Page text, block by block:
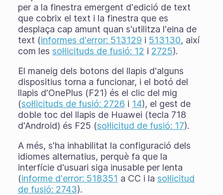
per a la finestra emergent d'edició de text
que cobrix el text i la finestra que es
desplaça cap amunt quan s'utilitza l'eina de
text (informes d'error: 513129 i 513130, així
com les sol·licituds de fusió: 12 i 2725).
El maneig dels botons del llapis d'alguns
dispositius torna a funcionar, i el botó del
llapis d'OnePlus (F21) és el clic del mig
(sol·licituds de fusió: 2726 i 14), el gest de
doble toc del llapis de Huawei (tecla 718
d'Android) és F25 (sol·licitud de fusió: 17).
A més, s'ha inhabilitat la configuració dels
idiomes alternatius, perquè fa que la
interfície d'usuari siga inusable per lenta
(informe d'error: 518351 a CC i la sol·licitud
de fusió: 2743).